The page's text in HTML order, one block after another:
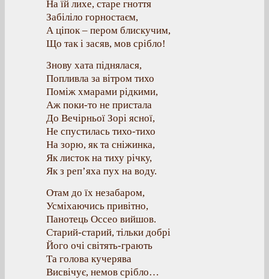
На їй лихе, старе гноття
Забіліло горностаєм,
А ціпок – пером блискучим,
Що так і засяв, мов срібло!
Знову хата піднялася,
Попливла за вітром тихо
Поміж хмарами рідкими,
Аж поки-то не пристала
До Вечірньої Зорі ясної,
Не спустилась тихо-тихо
На зорю, як та сніжинка,
Як листок на тиху річку,
Як з реп’яха пух на воду.
Отам до їх незабаром,
Усміхаючись привітно,
Панотець Оссео вийшов.
Старий-старий, тільки добрі
Його очі світять-грають
Та голова кучерява
Висвічує, немов срібло…